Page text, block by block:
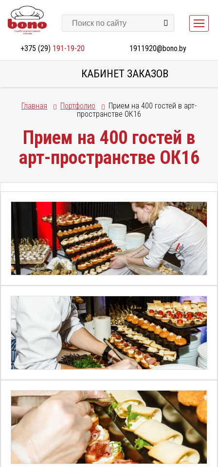
+375 (29) 191-19-20 1911920@bono.by
КАБИНЕТ ЗАКАЗОВ
Главная Портфолио
Прием на 400 гостей в арт-
пространстве ОК16
Прием на 400 гостей в
арт-пространстве ОК16